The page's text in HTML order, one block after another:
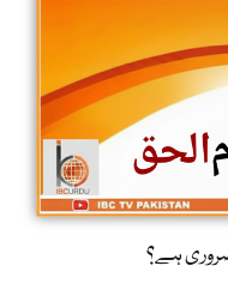
ہے؟